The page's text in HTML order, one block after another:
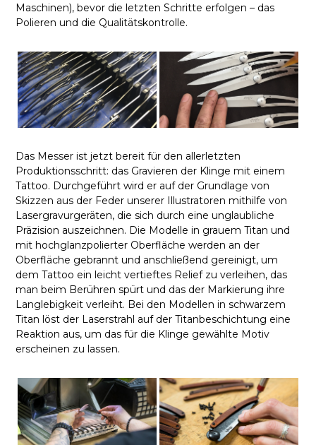
Maschinen), bevor die letzten Schritte erfolgen – das
Polieren und die Qualitätskontrolle.
Das Messer ist jetzt bereit für den allerletzten
Produktionsschritt: das Gravieren der Klinge mit einem
Tattoo. Durchgeführt wird er auf der Grundlage von
Skizzen aus der Feder unserer Illustratoren mithilfe von
Lasergravurgeräten, die sich durch eine unglaubliche
Präzision auszeichnen. Die Modelle in grauem Titan und
mit hochglanzpolierter Oberfläche werden an der
Oberfläche gebrannt und anschließend gereinigt, um
dem Tattoo ein leicht vertieftes Relief zu verleihen, das
man beim Berühren spürt und das der Markierung ihre
Langlebigkeit verleiht. Bei den Modellen in schwarzem
Titan löst der Laserstrahl auf der Titanbeschichtung eine
Reaktion aus, um das für die Klinge gewählte Motiv
erscheinen zu lassen.